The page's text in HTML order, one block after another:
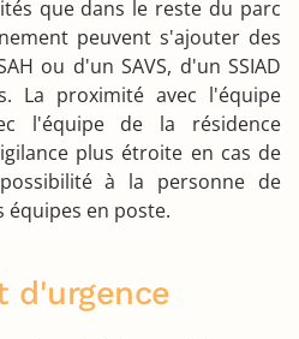
que dans le reste du parc
peuvent s'ajouter des
ou d'un SAVS, d'un SSIAD
La proximité avec l'équipe
l'équipe de la résidence
plus étroite en cas de
à la personne de
en poste.
d'urgence